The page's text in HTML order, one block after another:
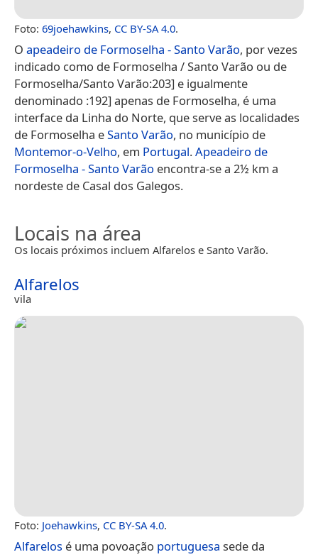
Foto: 69joehawkins, CC BY-SA 4.0.
O apeadeiro de Formoselha - Santo Varão, por vezes
indicado como de Formoselha / Santo Varão ou de
Formoselha/Santo Varão:203] e igualmente
denominado :192] apenas de Formoselha, é uma
interface da Linha do Norte, que serve as localidades
de Formoselha eSanto Varão, no município de
Montemor-o-Velho, em Portugal.Apeadeiro de
Formoselha - Santo Varão encontra-se a 2½ km a
nordeste de Casal dos Galegos.
Locais na área
Os locais próximos incluem Alfarelos e Santo Varão.
Alfarelos
vila
Foto: Joehawkins, CC BY-SA 4.0.
Alfarelos é uma povoação portuguesa sede da